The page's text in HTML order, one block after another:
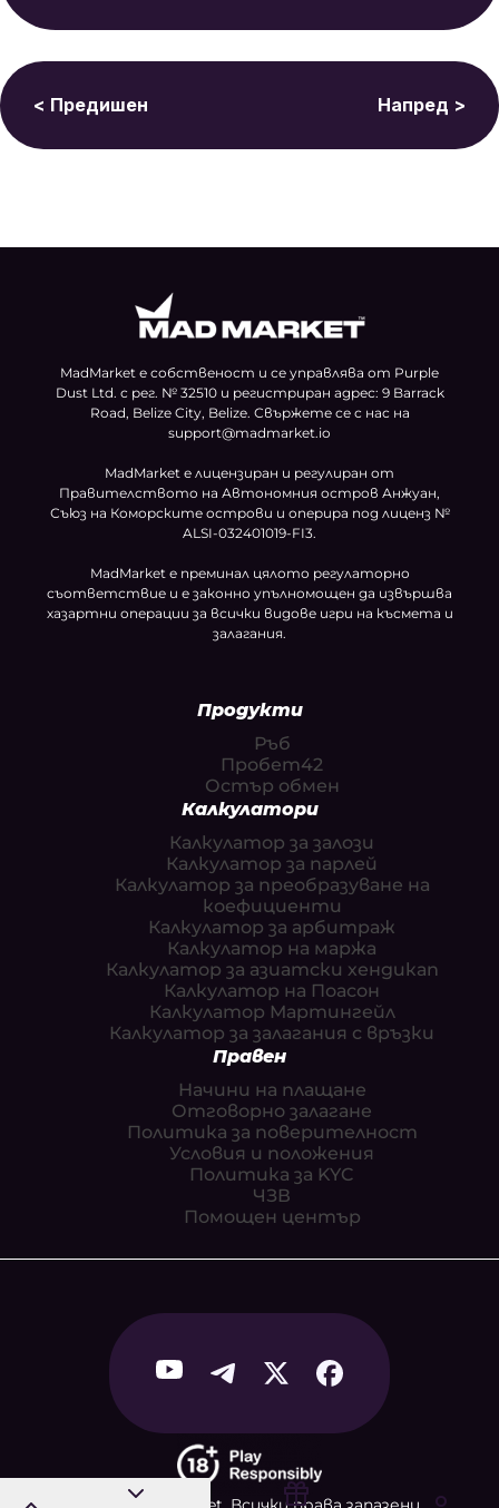
< Предишен Напред >
MadMarket е собственост и се управлява от Purple
Dust Ltd. с рег. № 32510 и регистриран адрес: 9 Barrack
Road, Belize City, Belize. Свържете се с нас на
support@madmarket.io
MadMarket е лицензиран и регулиран от
Правителството на Автономния остров Анжуан,
Съюз на Коморските острови и оперира под лиценз №
ALSI-032401019-FI3.
MadMarket е преминал цялото регулаторно
съответствие и е законно упълномощен да извършва
хазартни операции за всички видове игри на късмета и
залагания.
Продукти
Ръб
Пробет42
Остър обмен
Калкулатори
Калкулатор за залози
Калкулатор за парлей
Калкулатор за преобразуване на
коефициенти
Калкулатор за арбитраж
Калкулатор на маржа
Калкулатор за азиатски хендикап
Калкулатор на Поасон
Калкулатор Мартингейл
Калкулатор за залагания с връзки
Правен
Начини на плащане
Отговорно залагане
Политика за поверителност
Условия и положения
Политика за KYC
ЧЗВ
Помощен център